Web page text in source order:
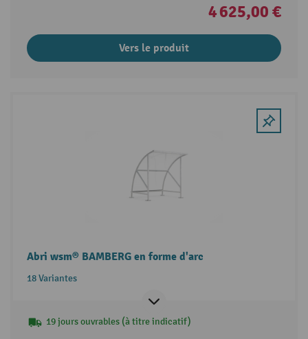
4 625,00 €
Vers le produit
Abri wsm® BAMBERG en forme d'arc
18 Variantes
19 jours ouvrables (à titre indicatif)